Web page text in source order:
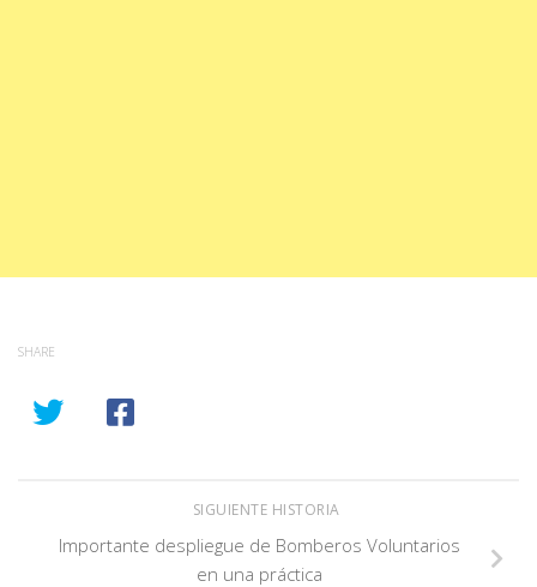
SHARE
SIGUIENTE HISTORIA
Importante despliegue de Bomberos Voluntarios
en una práctica